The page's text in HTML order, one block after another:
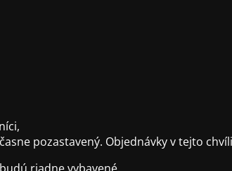
pozastavený. Objednávky v tejto